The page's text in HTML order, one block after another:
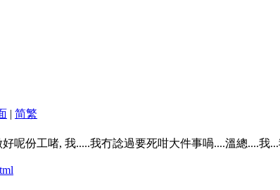
| 简繁
呢份工啫, 我.....我冇諗過要死咁大件事喎....溫總....我